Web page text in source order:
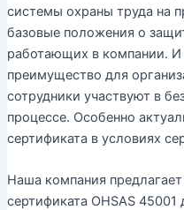
системы охраны труда на
базовые положения о
работающих в компании. И
преимущество для
сотрудники участвуют в
процессе. Особенно
сертификата в условиях
Наша компания
сертификата OHSAS